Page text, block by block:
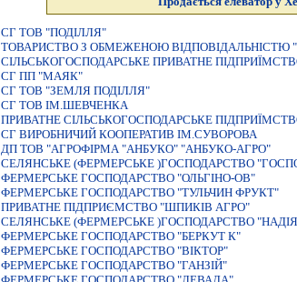
СГ ТОВ "ПОДІЛЛЯ"
ТОВАРИСТВО З ОБМЕЖЕНОЮ ВIДПОВIДАЛЬНIСТЮ
СIЛЬСЬКОГОСПОДАРСЬКЕ ПРИВАТНЕ
СГ ПП "МАЯК"
СГ ТОВ "ЗЕМЛЯ ПОДІЛЛЯ"
СГ ТОВ ІМ.ШЕВЧЕНКА
ПРИВАТНЕ СIЛЬСЬКОГОСПОДАРСЬКЕ
СГ ВИРОБНИЧИЙ КООПЕРАТИВ ІМ.СУВОРОВА
ДП ТОВ "АГРОФІРМА "АНБУКО" "АНБУКО-АГРО"
СЕЛЯНСЬКЕ (ФЕРМЕРСЬКЕ )ГОСПОДАРСТВО
ФЕРМЕРСЬКЕ ГОСПОДАРСТВО "ОЛЬГІНО-ОВ"
ФЕРМЕРСЬКЕ ГОСПОДАРСТВО "ТУЛЬЧИН ФРУКТ"
ПРИВАТНЕ ПІДПРИЄМСТВО "ШПИКІВ АГРО"
СЕЛЯНСЬКЕ (ФЕРМЕРСЬКЕ )ГОСПОДАРСТВО
ФЕРМЕРСЬКЕ ГОСПОДАРСТВО "БЕРКУТ К"
ФЕРМЕРСЬКЕ ГОСПОДАРСТВО "ВIКТОР"
ФЕРМЕРСЬКЕ ГОСПОДАРСТВО "ГАНЗIЙ"